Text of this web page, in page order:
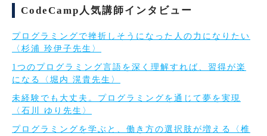
CodeCamp人気講師インタビュー
プログラミングで挫折しそうになった人の力になりたい
〈杉浦 玲伊子先生〉
1つのプログラミング言語を深く理解すれば、習得が楽
になる〈堀内 滉貴先生〉
未経験でも大丈夫。プログラミングを通じて夢を実現
〈石川 ゆり先生〉
プログラミングを学ぶと、働き方の選択肢が増える〈椎